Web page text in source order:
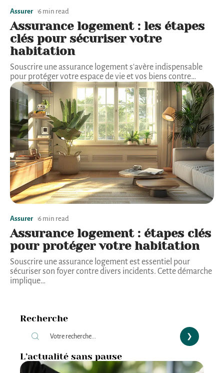
Assurer 6 min read
Assurance logement : les étapes
clés pour sécuriser votre
habitation
Souscrire une assurance logement s'avère indispensable
pour protéger votre espace de vie et vos biens contre…
Assurer 6 min read
Assurance logement : étapes clés
pour protéger votre habitation
Souscrire une assurance logement est essentiel pour
sécuriser son foyer contre divers incidents. Cette démarche
implique…
Recherche
L’actualité sans pause